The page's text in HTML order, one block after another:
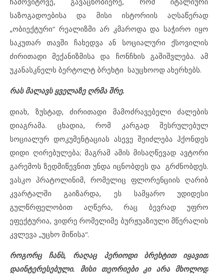
საზოგადოებისა და მისი ისტორიის აღსაწერად
„ობიექტური“ რეალიზმი არ კმაროდა და საჭირო იყო
საკუთარ თავში ჩახედვა ან სოციალური ქსოვილის
ძირითადი მექანიზმისა და ჩონჩხის გაშიშვლება. ამ
უკანასკნელს ბერტოლტ ბრეხტი საუცხოოდ ახერხებს.
რას მალავს ყველაზე ღრმა შრე.
დიახ, ზუსტად, ძირითადი მამოძრავებელი ძალების
დიაგრამა. ცხადია, რომ კარგად შესრულებულ
სოციალურ დოკუმენტაციას ასევე შეიძლება ჰქონდეს
დიდი ღირებულება; მაგრამ ამის მისაღწევად ავტორი
გარემოს ზედმიწევნით უნდა იცნობდეს და გრძნობდეს.
ვასკო პრატოლინიმ, რომელიც ფლორენციის ღარიბ
კვარტალში გაიზარდა, ეს სამყარო უდიდესი
გულწრფელობით აღწერა, რაც ბევრად უფრო
ეფექტურია, ვიდრე რომელიმე ბურჟუაზიული მწერალის
კვლევა „უცხო მიწისა“.
როგორც ჩანს, რაღაც პერიოდი ბრეხტით იყავით
დაინტერესებული. მისი თეორიები კი არა მხოლოდ